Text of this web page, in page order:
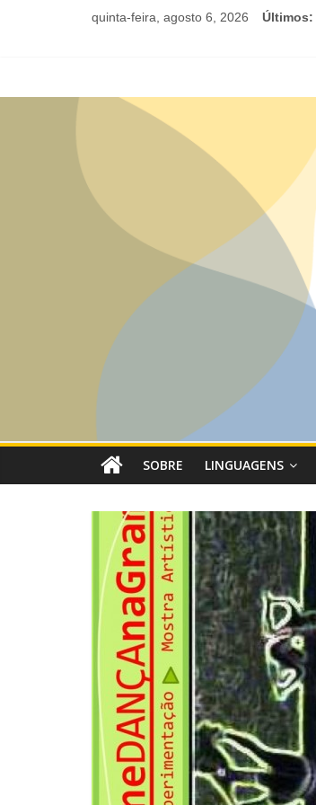
quinta-feira, agosto 6, 2026 Últimos:
SOBRE LINGUAGENS